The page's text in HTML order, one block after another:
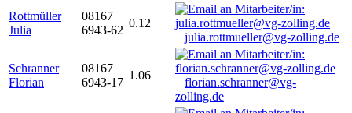
Rottmüller
Julia
08167
6943-62
0.12
julia.rottmueller@vg-zolling.de
Schranner
Florian
08167
6943-17
1.06
florian.schranner@vg-
zolling.de